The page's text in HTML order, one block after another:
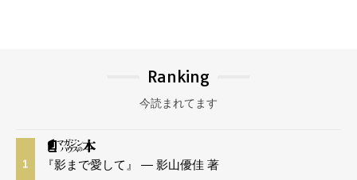
Ranking
今読まれてます
1 『影まで愛して』 — 影山優佳 著